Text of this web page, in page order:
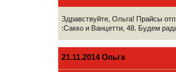
Здравствуйте, Ольга! Прайсы
:Сакко и Ванцетти, 48. Будем
21.11.2014 Ольга